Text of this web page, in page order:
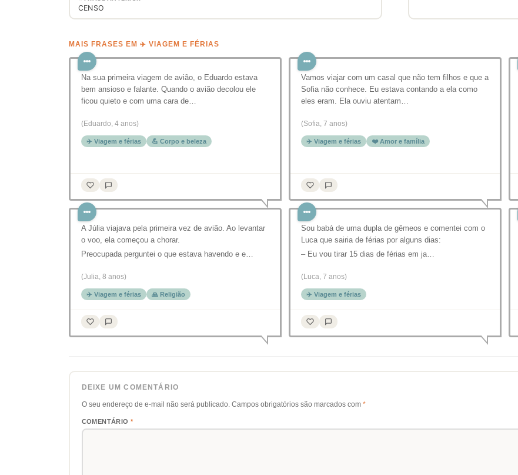
CENSO
MAIS FRASES EM ✈️ VIAGEM E FÉRIAS
Na sua primeira viagem de avião, o Eduardo estava
bem ansioso e falante. Quando o avião decolou ele
ficou quieto e com uma cara de…
(Eduardo, 4 anos)
✈️ Viagem e férias 💪 Corpo e beleza
Vamos viajar com um casal que não tem filhos e que a
Sofia não conhece. Eu estava contando a ela como
eles eram. Ela ouviu atentam…
(Sofia, 7 anos)
✈️ Viagem e férias ❤️ Amor e família
A Júlia viajava pela primeira vez de avião. Ao levantar
o voo, ela começou a chorar.
Preocupada perguntei o que estava havendo e e…
(Julia, 8 anos)
✈️ Viagem e férias 🙏 Religião
Sou babá de uma dupla de gêmeos e comentei com o
Luca que sairia de férias por alguns dias:
– Eu vou tirar 15 dias de férias em ja…
(Luca, 7 anos)
✈️ Viagem e férias
DEIXE UM COMENTÁRIO
O seu endereço de e-mail não será publicado. Campos obrigatórios são marcados com *
COMENTÁRIO *